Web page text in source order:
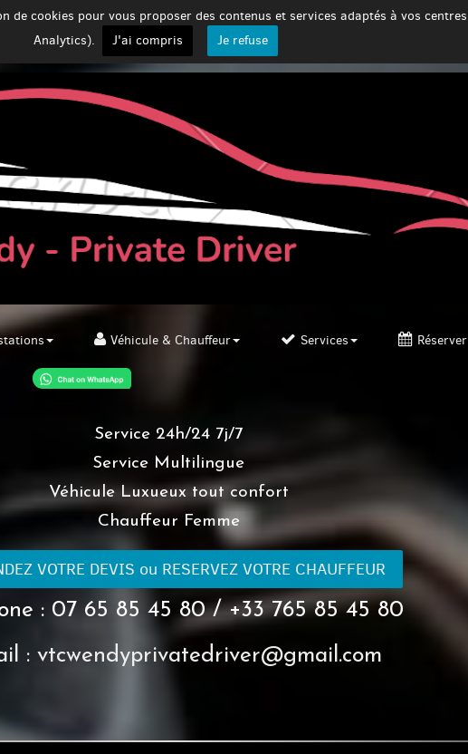
cookies pour vous proposer des contenus et services adaptés à vos
Analytics).
J'ai compris Je refuse
Véhicule & Chauffeur Services Réserver
Service 24h/24 7j/7
Service Multilingue
Véhicule Luxueux tout confort
Chauffeur Femme
VOTRE DEVIS ou RESERVEZ VOTRE CHAUFFEUR
: 07 65 85 45 80 / +33 765 85 45 80
: vtcwendyprivatedriver@gmail.com